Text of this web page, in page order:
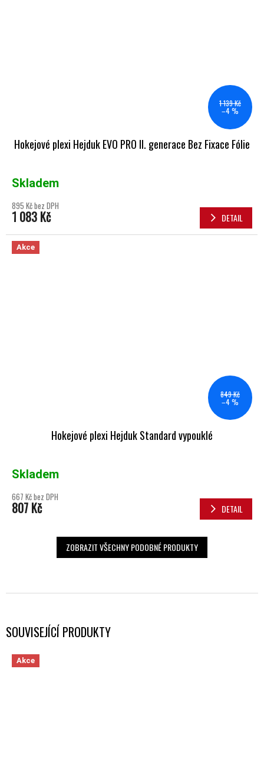
SOUVISEJÍCÍ PRODUKTY
Akce
1 139 Kč
–4 %
Hokejové plexi Hejduk EVO PRO II. generace Bez Fixace Fólie
Skladem
895 Kč bez DPH
1 083 Kč DETAIL
Akce
849 Kč
–4 %
Hokejové plexi Hejduk Standard vypouklé
Skladem
667 Kč bez DPH
807 Kč DETAIL
ZOBRAZIT VŠECHNY PODOBNÉ PRODUKTY